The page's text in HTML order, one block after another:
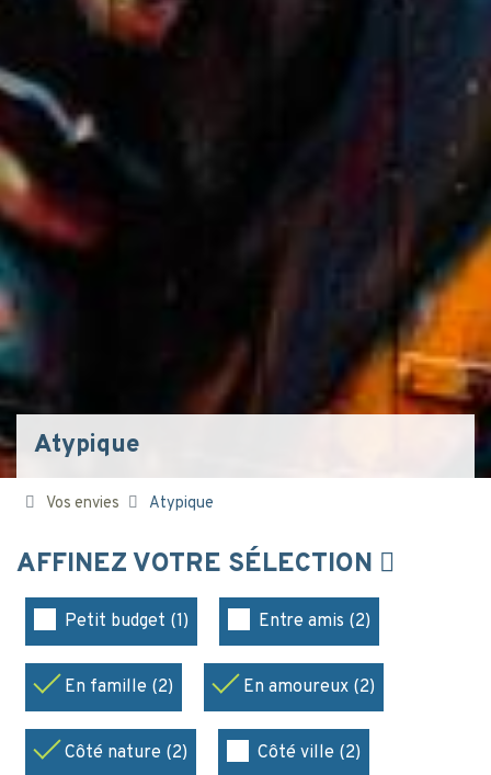
Atypique
Vos envies Atypique
AFFINEZ VOTRE SÉLECTION
Petit budget (1) Entre amis (2)
En famille (2) En amoureux (2)
Côté nature (2) Côté ville (2)